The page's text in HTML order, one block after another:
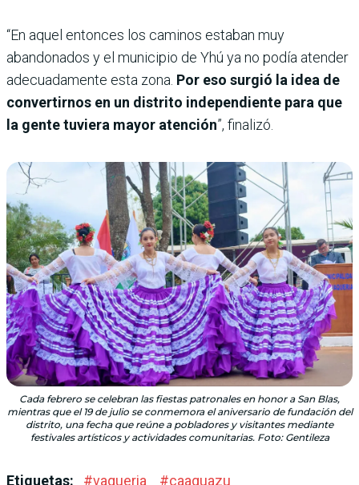
“En aquel entonces los caminos estaban muy
abandonados y el municipio de Yhú ya no podía atender
adecuadamente esta zona. Por eso surgió la idea de
convertirnos en un distrito independiente para que
la gente tuviera mayor atención”, finalizó.
Cada febrero se celebran las fiestas patronales en honor a San Blas,
mientras que el 19 de julio se conmemora el aniversario de fundación del
distrito, una fecha que reúne a pobladores y visitantes mediante
festivales artísticos y actividades comunitarias. Foto: Gentileza
Etiquetas: #vaqueria #caaguazu